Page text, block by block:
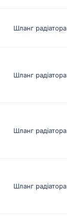
Шланг радіатора
Шланг радіатора
Шланг радіатора
Шланг радіатора